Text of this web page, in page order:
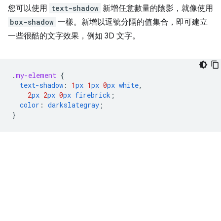
您可以使用 text-shadow 新增任意數量的陰影，就像使用
box-shadow 一樣。新增以逗號分隔的值集合，即可建立
一些很酷的文字效果，例如 3D 文字。
.my-element {
text-shadow : 1px 1px 0px white,
2px 2px 0px firebrick ;
color : darkslategray ;
}